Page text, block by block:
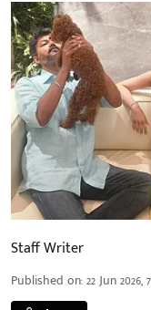
Staff Writer
Published on:22 Jun 2026,